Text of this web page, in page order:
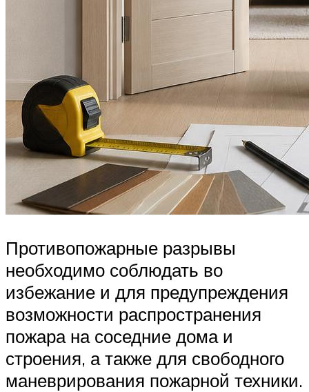
Противопожарные разрывы
необходимо соблюдать во
избежание и для предупреждения
возможности распространения
пожара на соседние дома и
строения, а также для свободного
маневрирования пожарной техники.